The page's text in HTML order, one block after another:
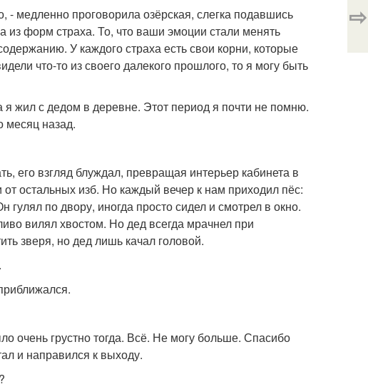
медленно проговорила озёрская, слегка подавшись
из форм страха. То, что ваши эмоции стали менять
У каждого страха есть свои корни, которые
что-то из своего далекого прошлого, то я могу быть
жил с дедом в деревне. Этот период я почти не помню.
месяц назад.
его взгляд блуждал, превращая интерьер кабинета в
остальных изб. Но каждый вечер к нам приходил пёс:
по двору, иногда просто сидел и смотрел в окно.
вилял хвостом. Но дед всегда мрачнел при
зверя, но дед лишь качал головой.
очень грустно тогда. Всё. Не могу больше. Спасибо
и направился к выходу.
⇨